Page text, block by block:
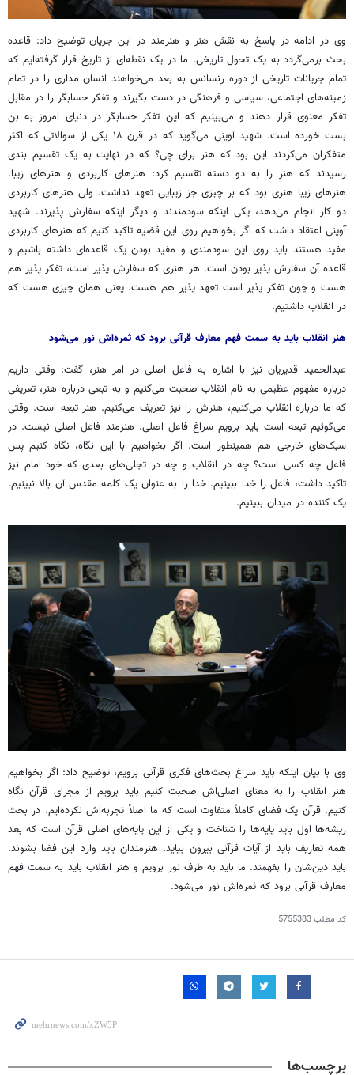
وی در ادامه در پاسخ به نقش هنر و هنرمند در این جریان توضیح داد: قاعده
بحث برمی‌گردد به یک تحول تاریخی. ما در یک نقطه‌ای از تاریخ قرار گرفته‌ایم که
تمام جریانات تاریخی از دوره رنسانس به بعد می‌خواهند انسان مداری را در تمام
زمینه‌های اجتماعی، سیاسی و فرهنگی در دست بگیرند و تفکر حسابگر را در مقابل
تفکر معنوی قرار دهند و می‌بینیم که این تفکر حسابگر در دنیای امروز به بن
بست خورده است. شهید آوینی می‌گوید که در قرن ۱۸ یکی از سوالاتی که اکثر
متفکران می‌کردند این بود که هنر برای چی؟ که در نهایت به یک تقسیم بندی
رسیدند که هنر را به دو دسته تقسیم کرد: هنرهای کاربردی و هنرهای زیبا.
هنرهای زیبا هنری بود که بر چیزی جز زیبایی تعهد نداشت. ولی هنرهای کاربردی
دو کار انجام می‌دهد، یکی اینکه سودمندند و دیگر اینکه سفارش پذیرند. شهید
آوینی اعتقاد داشت که اگر بخواهیم روی این قضیه تاکید کنیم که هنرهای کاربردی
مفید هستند باید روی این سودمندی و مفید بودن یک قاعده‌ای داشته باشیم و
قاعده آن سفارش پذیر بودن است. هر هنری که سفارش پذیر است، تفکر پذیر هم
هست و چون تفکر پذیر است تعهد پذیر هم هست. یعنی همان چیزی هست که
در انقلاب داشتیم.
هنر انقلاب باید به سمت فهم معارف قرآنی برود که ثمره‌اش نور می‌شود
عبدالحمید قدیریان نیز با اشاره به فاعل اصلی در امر هنر، گفت: وقتی داریم
درباره مفهوم عظیمی به نام انقلاب صحبت می‌کنیم و به تبعی درباره هنر، تعریفی
که ما درباره انقلاب می‌کنیم، هنرش را نیز تعریف می‌کنیم. هنر تبعه است. وقتی
می‌گوئیم تبعه است باید برویم سراغ فاعل اصلی. هنرمند فاعل اصلی نیست. در
سبک‌های خارجی هم همینطور است. اگر بخواهیم با این نگاه، نگاه کنیم پس
فاعل چه کسی است؟ چه در انقلاب و چه در تجلی‌های بعدی که خود امام نیز
تاکید داشت، فاعل را خدا ببینیم. خدا را به عنوان یک کلمه مقدس آن بالا نبینیم.
یک کننده در میدان ببینیم.
وی با بیان اینکه باید سراغ بحث‌های فکری قرآنی برویم، توضیح داد: اگر بخواهیم
هنر انقلاب را به معنای اصلی‌اش صحبت کنیم باید برویم از مجرای قرآن نگاه
کنیم. قرآن یک فضای کاملاً متفاوت است که ما اصلاً تجربه‌اش نکرده‌ایم. در بحث
ریشه‌ها اول باید پایه‌ها را شناخت و یکی از این پایه‌های اصلی قرآن است که بعد
همه تعاریف باید از آیات قرآنی بیرون بیاید. هنرمندان باید وارد این فضا بشوند.
باید دین‌شان را بفهمند. ما باید به طرف نور برویم و هنر انقلاب باید به سمت فهم
معارف قرآنی برود که ثمره‌اش نور می‌شود.
کد مطلب5755383
برچسب‌ها